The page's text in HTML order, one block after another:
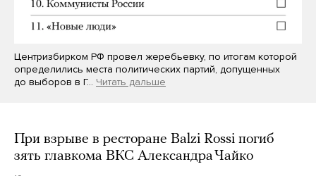
Центризбирком РФ провел жеребьевку, по итогам которой
определились места политических партий, допущенных
до выборов в Г… Читать дальше
При взрыве в ресторане Balzi Rossi погиб
зять главкома ВКС Александра Чайко